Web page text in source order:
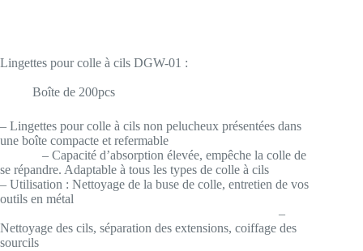
Lingettes pour colle à cils DGW-01 :
Boîte de 200pcs
– Lingettes pour colle à cils non pelucheux présentées dans
une boîte compacte et refermable
– Capacité d’absorption élevée, empêche la colle de
se répandre. Adaptable à tous les types de colle à cils
– Utilisation : Nettoyage de la buse de colle, entretien de vos
outils en métal
–
Nettoyage des cils, séparation des extensions, coiffage des
sourcils